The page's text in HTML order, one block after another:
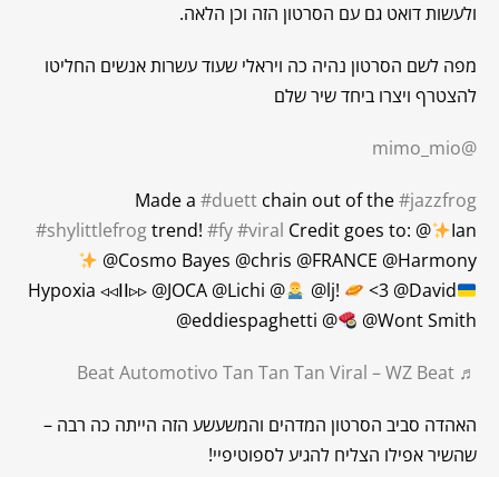
ולעשות דואט גם עם הסרטון הזה וכן הלאה.
מפה לשם הסרטון נהיה כה ויראלי שעוד עשרות אנשים החליטו
להצטרף ויצרו ביחד שיר שלם
@mimo_mio
Made a #duett chain out of the#jazzfrog
#shylittlefrogtrend! #fy#viral Credit goes to: @
Ian
@Cosmo Bayes @chris @FRANCE @Harmony
Hypoxia ◃◃ⅠⅠ▹▹ @JOCA @Lichi @
@lj!
<3 @David
@eddiespaghetti @
@Wont Smith
♬ Beat Automotivo Tan Tan Tan Viral – WZ Beat
האהדה סביב הסרטון המדהים והמשעשע הזה הייתה כה רבה –
שהשיר אפילו הצליח להגיע לספוטיפיי!